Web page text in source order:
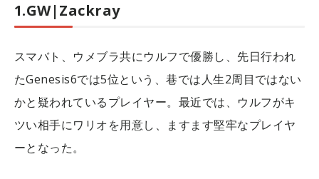
1.GW|Zackray
スマバト、ウメブラ共にウルフで優勝し、先日行われ
たGenesis6では5位という、巷では人生2周目ではない
かと疑われているプレイヤー。最近では、ウルフがキ
ツい相手にワリオを用意し、ますます堅牢なプレイヤ
ーとなった。